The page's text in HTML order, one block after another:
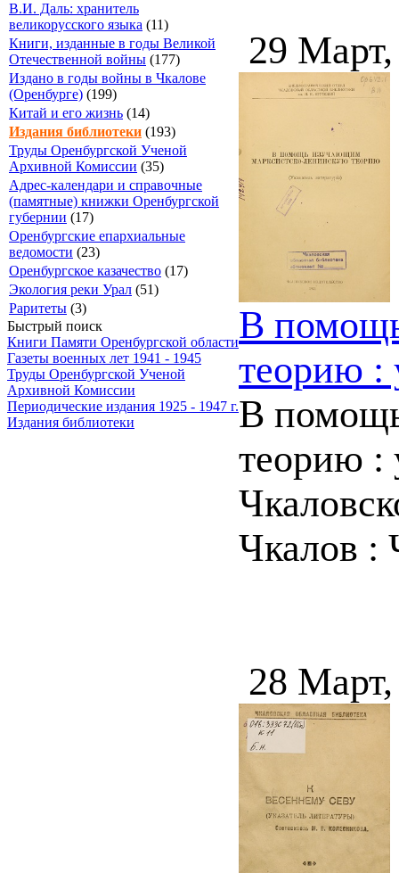
В.И. Даль: хранитель
великорусского языка (11)
Книги, изданные в годы Великой
Отечественной войны (177)
Издано в годы войны в Чкалове
(Оренбурге) (199)
Китай и его жизнь (14)
Издания библиотеки (193)
Труды Оренбургской Ученой
Архивной Комиссии (35)
Адрес-календари и справочные
(памятные) книжки Оренбургской
губернии (17)
Оренбургские епархиальные
ведомости (23)
Оренбургское казачество (17)
Экология реки Урал (51)
Раритеты (3)
Быстрый поиск
Книги Памяти Оренбургской области
Газеты военных лет 1941 - 1945
Труды Оренбургской Ученой
Архивной Комиссии
Периодические издания 1925 - 1947 г.
Издания библиотеки
29
В
теорию :
В
теорию :
Чкалов :
28